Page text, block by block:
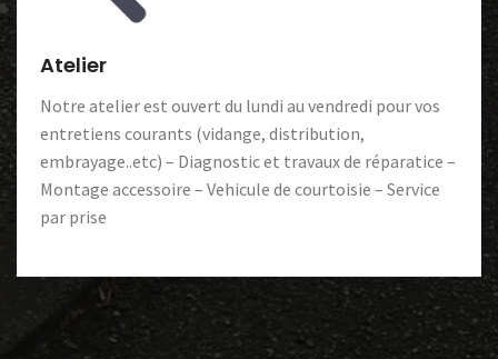
Atelier
Notre atelier est ouvert du lundi au vendredi pour vos
entretiens courants (vidange, distribution,
embrayage..etc) – Diagnostic et travaux de réparatice –
Montage accessoire – Vehicule de courtoisie – Service
par prise